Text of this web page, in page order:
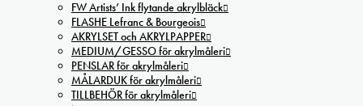
FW Artists’ Ink flytande akrylbläck
FLASHE Lefranc & Bourgeois
AKRYLSET och AKRYLPAPPER
MEDIUM/GESSO för akrylmåleri
PENSLAR för akrylmåleri
MÅLARDUK för akrylmåleri
TILLBEHÖR för akrylmåleri